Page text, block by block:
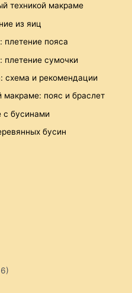
техникой макраме
из яиц
плетение пояса
плетение сумочки
схема и рекомендации
макраме: пояс и браслет
с бусинами
бусин